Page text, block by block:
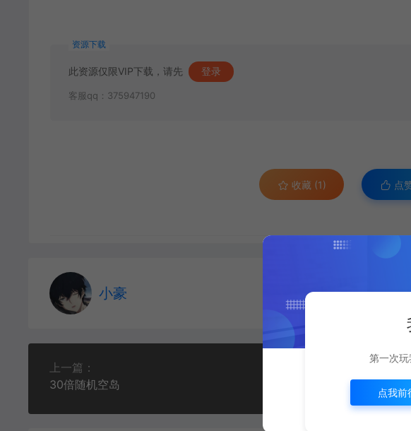
资源下载
此资源仅限VIP下载，请先 登录
客服qq：375947190
收藏 (1) 点
小豪
上一篇：
30倍随机空岛
下一
怪物
第一次
点我前